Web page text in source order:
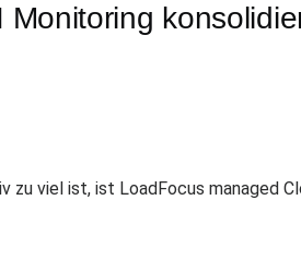
viel ist, ist LoadFocus managed